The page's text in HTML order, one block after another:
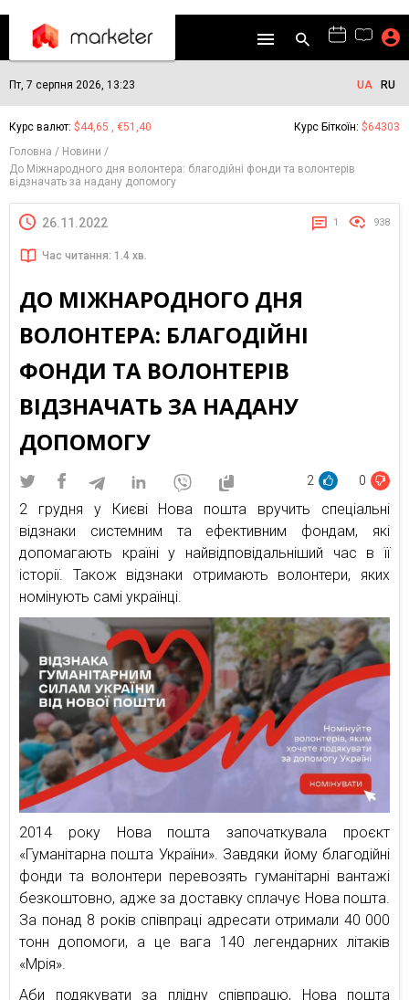
Пт, 7 серпня 2026, 13:23 UA RU
Курс валют: $44,65 , €51,40 Курс Біткоїн: $64303
Головна
Новини
До Міжнародного дня волонтера: благодійні фонди та волонтерів
відзначать за надану допомогу
26.11.2022 1 938
Час читання: 1.4 хв.
ДО МІЖНАРОДНОГО ДНЯ
ВОЛОНТЕРА: БЛАГОДІЙНІ
ФОНДИ ТА ВОЛОНТЕРІВ
ВІДЗНАЧАТЬ ЗА НАДАНУ
ДОПОМОГУ
2 0
2 грудня у Києві Нова пошта вручить спеціальні
відзнаки системним та ефективним фондам, які
допомагають країні у найвідповідальніший час в її
історії. Також відзнаки отримають волонтери, яких
номінують самі українці.
2014 року Нова пошта започаткувала проєкт
«Гуманітарна пошта України». Завдяки йому благодійні
фонди та волонтери перевозять гуманітарні вантажі
безкоштовно, адже за доставку сплачує Нова пошта.
За понад 8 років співпраці адресати отримали 40 000
тонн допомоги, а це вага 140 легендарних літаків
«Мрія».
Аби подякувати за плідну співпрацю, Нова пошта